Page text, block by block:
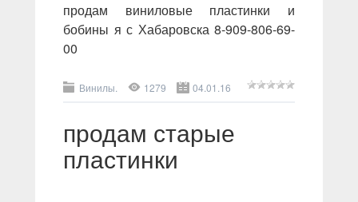
продам виниловые пластинки и
бобины я с Хабаровска 8-909-806-69-
00
Винилы. 1279 04.01.16
продам старые
пластинки